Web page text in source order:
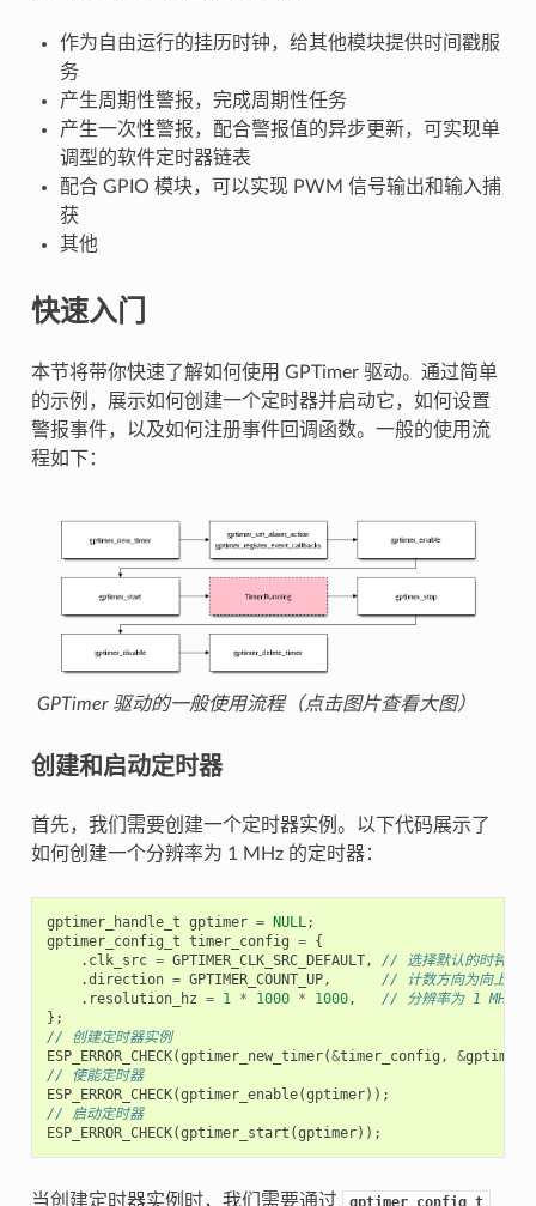
作为自由运行的挂历时钟，给其他模块提供时间戳服
务
产生周期性警报，完成周期性任务
产生一次性警报，配合警报值的异步更新，可实现单
调型的软件定时器链表
配合 GPIO 模块，可以实现 PWM 信号输出和输入捕
获
其他
快速入门
本节将带你快速了解如何使用 GPTimer 驱动。通过简单
的示例，展示如何创建一个定时器并启动它，如何设置
警报事件，以及如何注册事件回调函数。一般的使用流
程如下：
GPTimer 驱动的一般使用流程（点击图片查看大图）
创建和启动定时器
首先，我们需要创建一个定时器实例。以下代码展示了
如何创建一个分辨率为 1 MHz 的定时器：
gptimer_handle_t gptimer = NULL;
gptimer_config_t timer_config = {
. clk_src = GPTIMER_CLK_SRC_DEFAULT,
// 选择默认的时钟源
.direction = GPTIMER_COUNT_UP,
// 计数方向为向上计数
. resolution_hz = 1 * 1000 * 1000,
// 分辨率为 1 MHz，
};
// 创建定时器实例
ESP_ERROR_CHECK(gptimer_new_timer(&timer_config , &gptimer
// 使能定时器
ESP_ERROR_CHECK(gptimer_enable(gptimer));
// 启动定时器
ESP_ERROR_CHECK(gptimer_start (gptimer));
当创建定时器实例时，我们需要通过